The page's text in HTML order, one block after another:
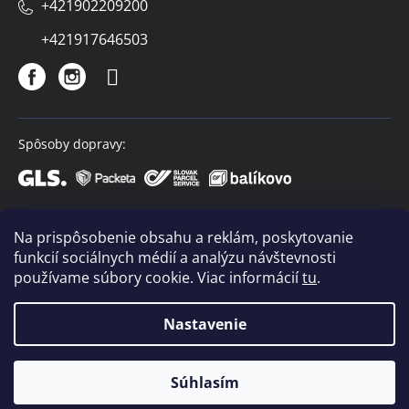
Na prispôsobenie obsahu a reklám, poskytovanie
funkcií sociálnych médií a analýzu návštevnosti
používame súbory cookie. Viac informáciítu.
Nastavenie
Súhlasím
+421902209200
+421917646503
Spôsoby dopravy:
Spôsoby platby:
VIVACO. Všetky práva vyhradené.